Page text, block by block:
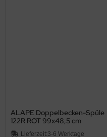
ALAPE Doppelbecken-Spüle
122R ROT 99x48,5 cm
Lieferzeit:3-6 Werktage